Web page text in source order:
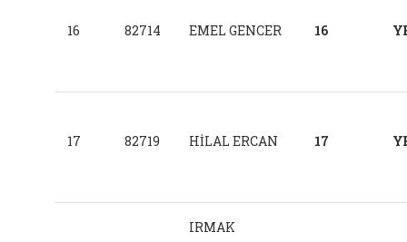
16 82714 EMEL GENCER 16
17 82719 HİLAL ERCAN 17
IRMAK